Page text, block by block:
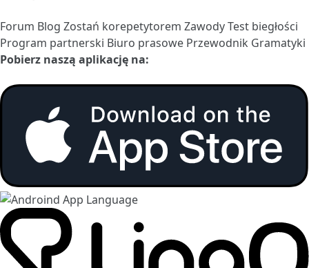
Forum Blog Zostań korepetytorem ZawodyTest biegłości
Program partnerski Biuro prasowe Przewodnik Gramatyki
Pobierz naszą aplikację na: